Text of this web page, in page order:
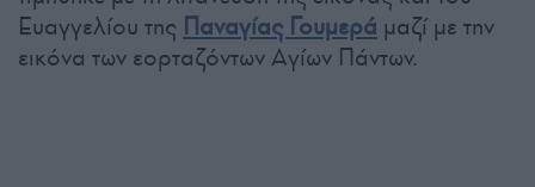
Ευαγγελίου της Παναγίας Γουμερά μαζί με την
εικόνα των εορταζόντων Αγίων Πάντων.